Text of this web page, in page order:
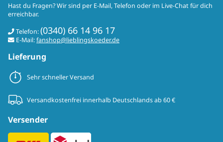
Hast du Fragen? Wir sind per E-Mail, Telefon oder im Live-Chat für dich
erreichbar.
Telefon:(0340) 66 14 96 17
E-Mail:fanshop@lieblingskoeder.de
Lieferung
Sehr schneller Versand
Versandkostenfrei innerhalb Deutschlands ab 60 €
Versender